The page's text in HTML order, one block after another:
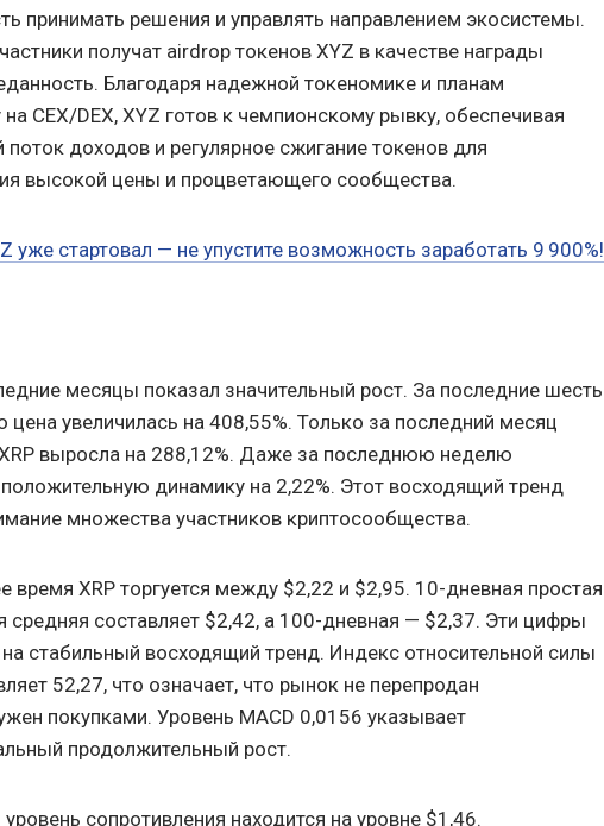
принимать решения и управлять направлением экосистемы.
получат airdrop токенов XYZ в качестве награды
Благодаря надежной токеномике и планам
на CEX/DEX, XYZ готов к чемпионскому рывку, обеспечивая
поток доходов и регулярное сжигание токенов для
высокой цены и процветающего сообщества.
уже стартовал — не упустите возможность заработать 9 900%!
месяцы показал значительный рост. За последние шесть
цена увеличилась на 408,55%. Только за последний месяц
выросла на 288,12%. Даже за последнюю неделю
динамику на 2,22%. Этот восходящий тренд
множества участников криптосообщества.
время XRP торгуется между $2,22 и $2,95. 10-дневная простая
средняя составляет $2,42, а 100-дневная — $2,37. Эти цифры
стабильный восходящий тренд. Индекс относительной силы
52,27, что означает, что рынок не перепродан
покупками. Уровень MACD 0,0156 указывает
продолжительный рост.
сопротивления находится на уровне $1,46.